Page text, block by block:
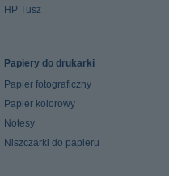
HP Tusz
Papiery do drukarki
Papier fotograficzny
Papier kolorowy
Notesy
Niszczarki do papieru